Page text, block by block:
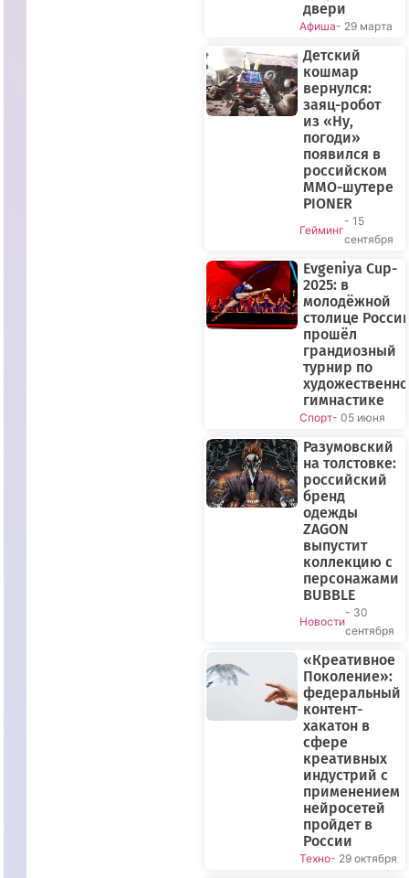
ПРЯМОЙ
ЭФИР
двери
Афиша- 29 марта
Детский
кошмар
вернулся:
заяц-робот
из «Ну,
погоди»
появился в
российском
MMO-шутере
PIONER
Гейминг
- 15
сентября
Evgeniya Cup-
2025: в
молодёжной
столице
прошёл
грандиозный
турнир по
гимнастике
Спорт- 05 июня
Разумовский
на толстовке:
российский
бренд
одежды
ZAGON
выпустит
коллекцию с
персонажами
BUBBLE
Новости
- 30
сентября
«Креативное
Поколение»:
федеральный
контент-
хакатон в
сфере
креативных
индустрий с
применением
нейросетей
пройдет в
России
Техно- 29 октября